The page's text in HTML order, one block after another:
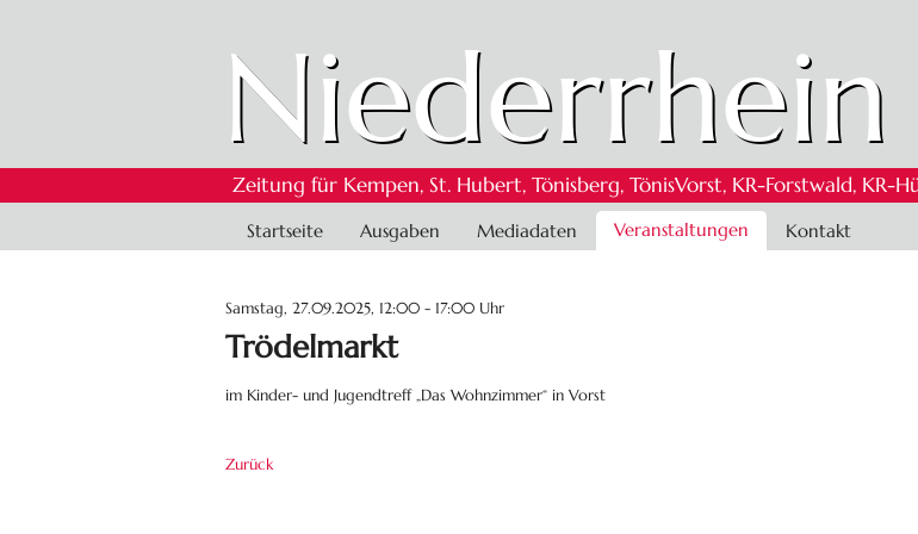
Zeitung für Kempen, St. Hubert, Tönisberg, TönisVorst, KR-Forstwald, KR-
Navigation
überspringen
Startseite Ausgaben Mediadaten Veranstaltungen Kontakt
Samstag, 27.09.2025, 12:00 - 17:00 Uhr
Trödelmarkt
im Kinder- und Jugendtreff „Das Wohnzimmer“ in Vorst
Zurück